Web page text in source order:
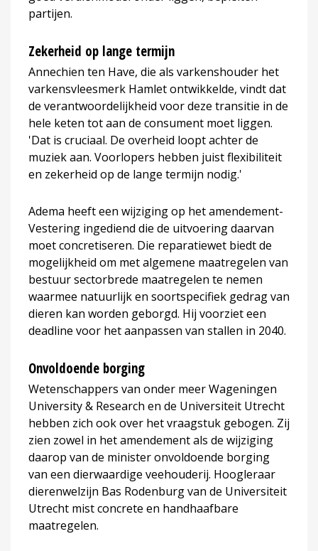
partijen.
Zekerheid op lange termijn
Annechien ten Have, die als varkenshouder het
varkensvleesmerk Hamlet ontwikkelde, vindt dat
de verantwoordelijkheid voor deze transitie in de
hele keten tot aan de consument moet liggen.
'Dat is cruciaal. De overheid loopt achter de
muziek aan. Voorlopers hebben juist flexibiliteit
en zekerheid op de lange termijn nodig.'
Adema heeft een wijziging op het amendement-
Vestering ingediend die de uitvoering daarvan
moet concretiseren. Die reparatiewet biedt de
mogelijkheid om met algemene maatregelen van
bestuur sectorbrede maatregelen te nemen
waarmee natuurlijk en soortspecifiek gedrag van
dieren kan worden geborgd. Hij voorziet een
deadline voor het aanpassen van stallen in 2040.
Onvoldoende borging
Wetenschappers van onder meer Wageningen
University & Research en de Universiteit Utrecht
hebben zich ook over het vraagstuk gebogen. Zij
zien zowel in het amendement als de wijziging
daarop van de minister onvoldoende borging
van een dierwaardige veehouderij. Hoogleraar
dierenwelzijn Bas Rodenburg van de Universiteit
Utrecht mist concrete en handhaafbare
maatregelen.